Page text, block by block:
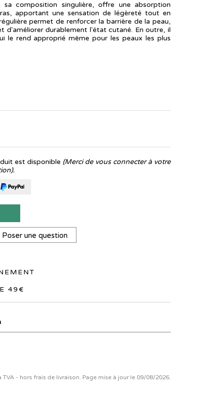
composition singulière, offre une absorption
apportant une sensation de légèreté tout en
permet de renforcer la barrière de la peau,
d'améliorer durablement l'état cutané. En outre, il
le rend approprié même pour les peaux les plus
est disponible (Merci de vous connecter à votre
Poser une question
49€
TVA - hors frais de livraison. Page mise à jour le 09/08/2026.